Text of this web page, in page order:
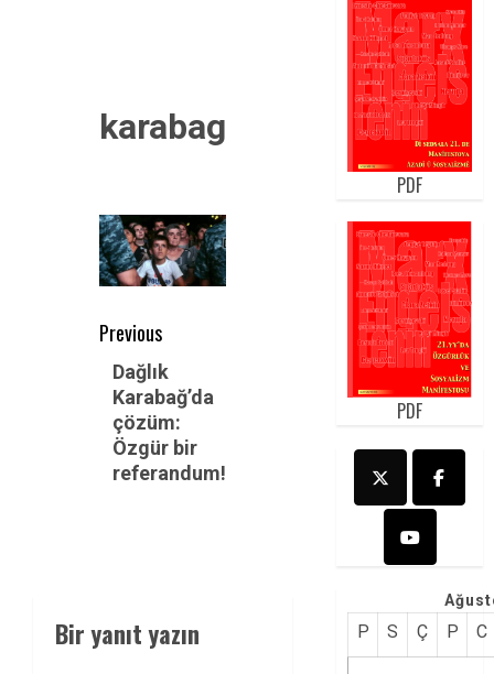
karabag
Post
navigation
Previous
Previous
post:
Dağlık
Karabağ’da
çözüm:
Özgür bir
referandum!
Bir yanıt yazın
PDF
PDF
P S Ç P C